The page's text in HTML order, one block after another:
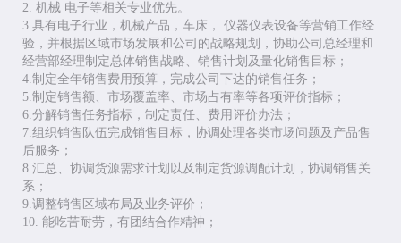
2. 机械 电子等相关专业优先。
3.具有电子行业，机械产品，车床， 仪器仪表设备等营销工作经
验，并根据区域市场发展和公司的战略规划，协助公司总经理和
经营部经理制定总体销售战略、销售计划及量化销售目标；
4.制定全年销售费用预算，完成公司下达的销售任务；
5.制定销售额、市场覆盖率、市场占有率等各项评价指标；
6.分解销售任务指标，制定责任、费用评价办法；
7.组织销售队伍完成销售目标，协调处理各类市场问题及产品售
后服务；
8.汇总、协调货源需求计划以及制定货源调配计划，协调销售关
系；
9.调整销售区域布局及业务评价；
10. 能吃苦耐劳，有团结合作精神；